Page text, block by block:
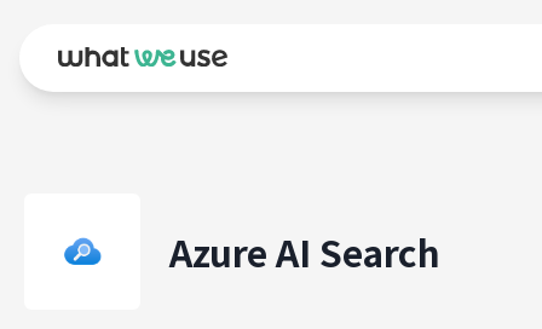
Azure AI Search